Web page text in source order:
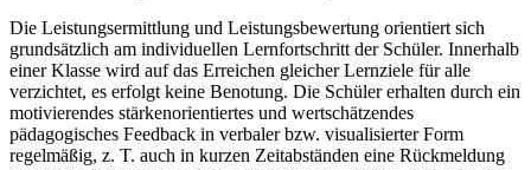
Die Leistungsermittlung und Leistungsbewertung orientiert sich
grundsätzlich am individuellen Lernfortschritt der Schüler. Innerhalb
einer Klasse wird auf das Erreichen gleicher Lernziele für alle
verzichtet, es erfolgt keine Benotung. Die Schüler erhalten durch ein
motivierendes stärkenorientiertes und wertschätzendes
pädagogisches Feedback in verbaler bzw. visualisierter Form
regelmäßig, z. T. auch in kurzen Zeitabständen eine Rückmeldung